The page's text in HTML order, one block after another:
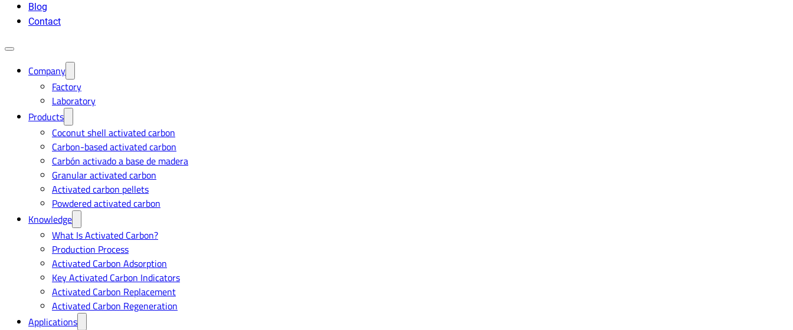
Blog
Contact
Company
Factory
Laboratory
Products
Coconut shell activated carbon
Carbon-based activated carbon
Carbón activado a base de madera
Granular activated carbon
Activated carbon pellets
Powdered activated carbon
Knowledge
What Is Activated Carbon?
Production Process
Activated Carbon Adsorption
Key Activated Carbon Indicators
Activated Carbon Replacement
Activated Carbon Regeneration
Applications